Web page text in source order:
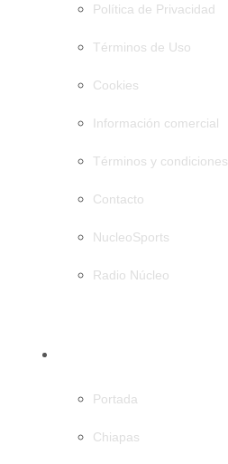
Política de Privacidad
Términos de Uso
Cookies
Información comercial
Términos y condiciones
Contacto
NucleoSports
Radio Núcleo
Portada
Chiapas